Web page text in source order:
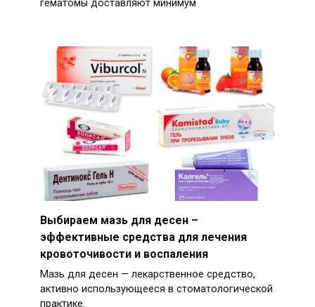
гематомы доставляют минимум
Выбираем мазь для десен –
эффективные средства для лечения
кровоточивости и воспаления
Мазь для десен — лекарственное средство,
активно использующееся в стоматологической
практике.